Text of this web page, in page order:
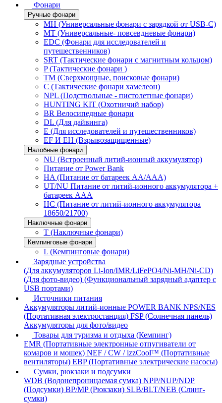
Фонари
Ручные фонари
MH (Универсальные фонари с зарядкой от USB-C)
MT (Универсальные- повсевдневые фонари)
EDC (Фонари для исследователей и
путешественников)
SRT (Тактические фонари с магнитным кольцом)
P (Тактические фонари )
TM (Сверхмощные, поисковые фонари)
C (Тактические фонари хамелеон)
NPL (Подствольные - пистолетные фонари)
HUNTING KIT (Охотничий набор)
BR Велосипедные фонари
DL (Для дайвинга)
E (Для исследователей и путешественников)
EF И EH (Взрывозащищенные)
Налобные фонари
NU (Встроенный литий-ионный аккумулятор)
Питание от Power Bank
HA (Питание от батареек AA/AAA)
UT/NU Питание от литий-ионного аккумулятора +
батареек AAA
HC (Питание от литий-ионного аккумулятора
18650/21700)
Наключные фонари
T (Наключные фонари)
Кемпинговые фонари
L (Кемпинговые фонари)
Зарядные устройства
(Для аккумуляторов Li-Ion/IMR/LiFePO4/Ni-MH/Ni-CD)
(Для фото-видео) (Функциональный зарядный адаптер с
USB портами)
Источники питания
Аккумуляторы литий-ионные POWER BANK NPS/NES
(Портативная электростанция) FSP (Солнечная панель)
Аккумуляторы для фото/видео
Товары для туризма и отдыха (Кемпинг)
EMR (Портативные электронные отпугиватели от
комаров и мошек) NEF / CW / izzCool™ (Портативные
вентиляторы) EBP (Портативные электрические насосы)
Сумки, рюкзаки и подсумки
WDB (Водонепроницаемая сумка) NPP/NUP/NDP
(Подсумки) BP/MP (Рюкзаки) SLB/BLT/NEB (Слинг-
сумки)